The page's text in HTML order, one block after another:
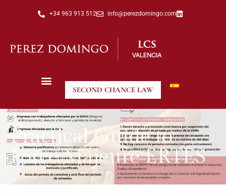
+34 963 913 512 info@perezdomingo.com
SECOND CHANCE LAW
Practical Guide to
Force Majeure ERTES